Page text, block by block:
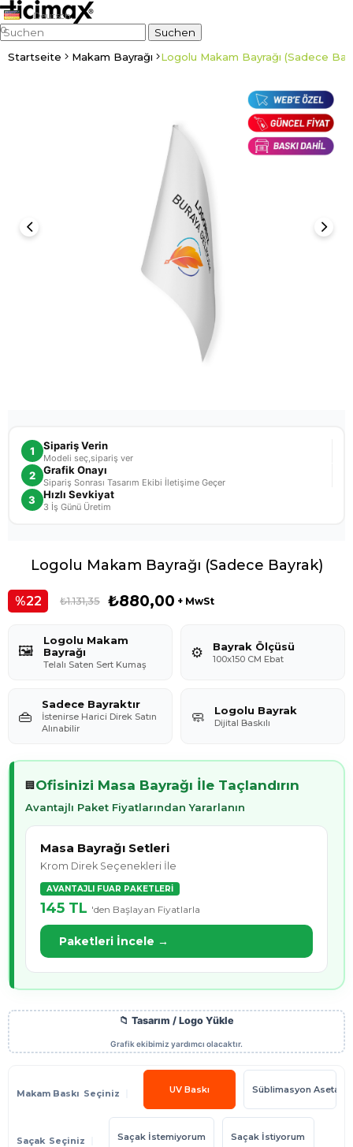
Deutsch
0
Startseite Makam Bayrağı Logolu Makam Bayrağı (Sadece
1 Sipariş Verin
Modeli seç,sipariş ver
2 Grafik Onayı
Sipariş Sonrası Tasarım Ekibi İletişime Geçer
3 Hızlı Sevkiyat
3 İş Günü Üretim
Logolu Makam Bayrağı (Sadece Bayrak)
22 ₺1.131,35 ₺880,00 + MwSt
🖼️
Logolu Makam
Bayrağı
Telalı Saten Sert Kumaş
⚙️ Bayrak Ölçüsü
100x150 CM Ebat
👜
Sadece Bayraktır
İstenirse Harici Direk Satın
Alınabilir
🧼 Logolu Bayrak
Dijital Baskılı
🏢Ofisinizi Masa Bayrağı İle Taçlandırın
Avantajlı Paket Fiyatlarından Yararlanın
Masa Bayrağı Setleri
Krom Direk Seçenekleri İle
AVANTAJLI FUAR PAKETLERİ
145 TL 'den Başlayan Fiyatlarla
Paketleri İncele →
Makam Baskı UV Baskı Süblimasyon Asetatlı
Saçak Saçak İstemiyorum Saçak İstiyorum